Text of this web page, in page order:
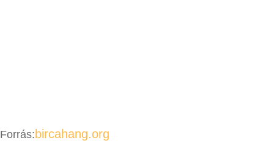
Forrás: bircahang.org